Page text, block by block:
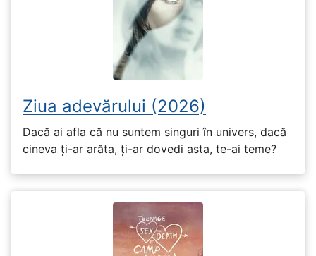
Ziua adevărului (2026)
Dacă ai afla că nu suntem singuri în univers, dacă
cineva ți-ar arăta, ți-ar dovedi asta, te-ai teme?